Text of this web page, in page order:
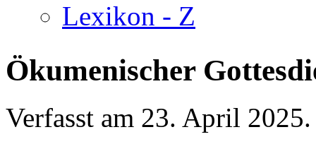
Lexikon - Z
Ökumenischer
Verfasst am 23. April 2025.